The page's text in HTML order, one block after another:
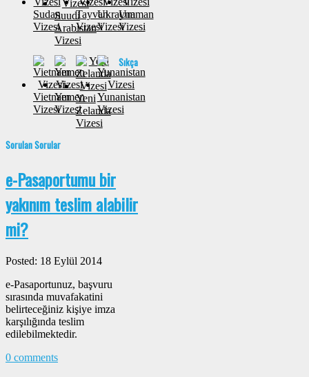
Sudan
Vizesi
Suudi
Arabistan
Vizesi
Tayvan
Vizesi
Ukrayna
Vizesi
Umman
Vizesi
Vietnam
Vizesi
Yemen
Vizesi
Yeni
Zelanda
Vizesi
Yunanistan
Vizesi
Sıkça
Sorulan Sorular
e-Pasaportumu bir
yakınım teslim alabilir
mi?
Posted: 18 Eylül 2014
e-Pasaportunuz, başvuru
sırasında muvafakatini
belirteceğiniz kişiye imza
karşılığında teslim
edilebilmektedir.
0 comments